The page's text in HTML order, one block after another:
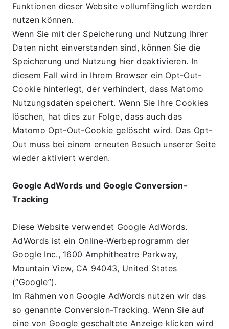
Funktionen dieser Website vollumfänglich werden
nutzen können.
Wenn Sie mit der Speicherung und Nutzung Ihrer
Daten nicht einverstanden sind, können Sie die
Speicherung und Nutzung hier deaktivieren. In
diesem Fall wird in Ihrem Browser ein Opt-Out-
Cookie hinterlegt, der verhindert, dass Matomo
Nutzungsdaten speichert. Wenn Sie Ihre Cookies
löschen, hat dies zur Folge, dass auch das
Matomo Opt-Out-Cookie gelöscht wird. Das Opt-
Out muss bei einem erneuten Besuch unserer Seite
wieder aktiviert werden.
Google AdWords und Google Conversion-
Tracking
Diese Website verwendet Google AdWords.
AdWords ist ein Online-Werbeprogramm der
Google Inc., 1600 Amphitheatre Parkway,
Mountain View, CA 94043, United States
(“Google”).
Im Rahmen von Google AdWords nutzen wir das
so genannte Conversion-Tracking. Wenn Sie auf
eine von Google geschaltete Anzeige klicken wird